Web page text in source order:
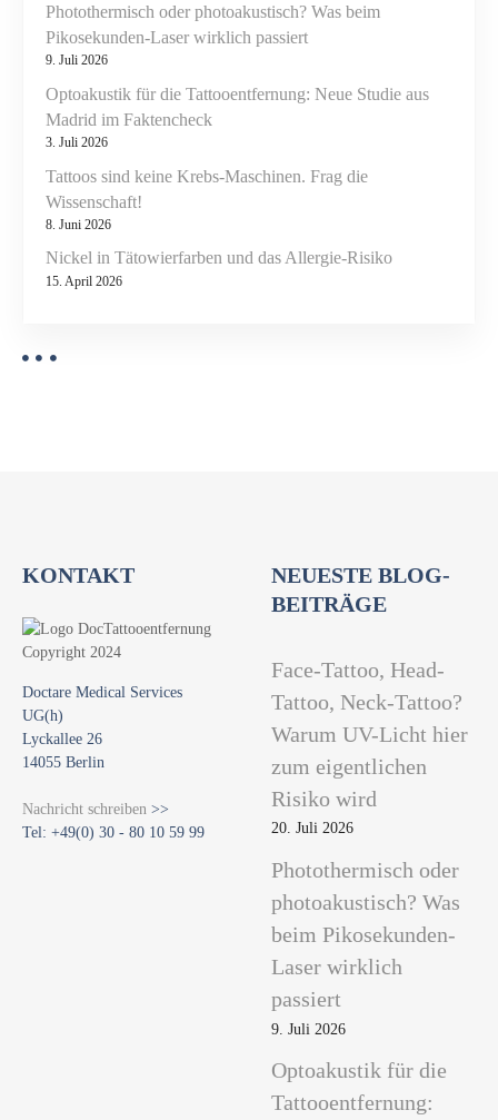
Photothermisch oder photoakustisch? Was beim
Pikosekunden-Laser wirklich passiert
9. Juli 2026
Optoakustik für die Tattooentfernung: Neue Studie aus
Madrid im Faktencheck
3. Juli 2026
Tattoos sind keine Krebs-Maschinen. Frag die
Wissenschaft!
8. Juni 2026
Nickel in Tätowierfarben und das Allergie-Risiko
15. April 2026
KONTAKT
Doctare Medical Services
UG(h)
Lyckallee 26
14055 Berlin
Nachricht schreiben >>
Tel: +49(0) 30 - 80 10 59 99
NEUESTE BLOG-
BEITRÄGE
Face-Tattoo, Head-
Tattoo, Neck-Tattoo?
Warum UV-Licht hier
zum eigentlichen
Risiko wird
20. Juli 2026
Photothermisch oder
photoakustisch? Was
beim Pikosekunden-
Laser wirklich
passiert
9. Juli 2026
Optoakustik für die
Tattooentfernung: